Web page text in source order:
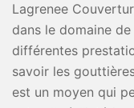
Lagrenee
dans le domaine
différentes
savoir les
est un moyen qui